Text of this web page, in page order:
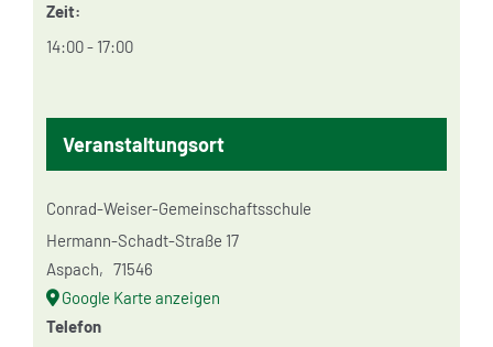
Zeit:
14:00 - 17:00
Veranstaltungsort
Conrad-Weiser-Gemeinschaftsschule
Hermann-Schadt-Straße 17
Aspach, 71546
Google Karte anzeigen
Telefon